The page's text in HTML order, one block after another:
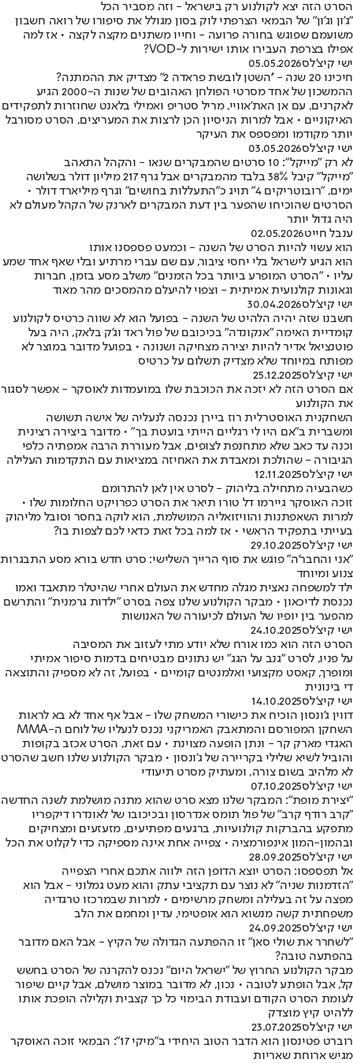
הסרט הזה יצא לקולנוע רק בישראל - וזה מסביר הכל
"ג'ון וג'ון" של הבמאי הצרפתי לוק בסון מגולל את סיפורו של רואה חשבון
משועמם שפוגש בחורה פרועה - וחייו משתנים מקצה לקצה • אז למה
אפילו בצרפת העבירו אותו ישירות ל-VOD?
ישי קיצ'לס05.05.2026
חיכינו 20 שנה - ''השטן לובשת פראדה 2" מצדיק את ההמתנה?
ההמשכון של אחד מסרטי הפולחן האהובים של שנות ה-2000 הגיע
לאקרנים, עם אן האת'אוויי, מריל סטריפ ואמילי בלאנט שחוזרות לתפקידים
האיקוניים • אבל למרות הניסיון הכן לרצות את המעריצים, הסרט מסורבל
יותר מקודמו ומפספס את העיקר
ישי קיצ'לס03.05.2026
לא רק ״מייקל״: 10 סרטים שהמבקרים שנאו - והקהל התאהב
"מייקל" קיבל 38% בלבד מהמבקרים אבל גרף 217 מיליון דולר בשלושה
ימים, "רובוטריקים 4" תויג כ"התעללות בחושים" וגרף מיליארד דולר •
הסרטים שהוכיחו שהפער בין דעת המבקרים לארנק של הקהל מעולם לא
היה גדול יותר
ענבל חייט02.05.2026
הוא עשוי להיות הסרט של השנה - וכמעט פספסנו אותו
הוא הגיע לישראל בלי יחסי ציבור, עם שם עברי מרתיע ובלי שאף אחד שמע
עליו • "הסרט המופרע ביותר בכל הזמנים" משלב מסע בזמן, חברות
וגאונות קולנועית אמיתית - וצפוי להיעלם מהמסכים מהר מאוד
ישי קיצ'לס30.04.2026
חשבנו שזה יהיה הלהיט של השנה - בפועל הוא לא שווה כרטיס לקולנוע
קומדיית האימה "אנקונדה" בכיכובם של פול ראד וג'ק בלאק, היה בעל
פוטנציאל אדיר להיות יצירה מצחיקה ושנונה • בפועל מדובר במוצר לא
מפותח במיוחד שלא מצדיק תשלום על כרטיס
ישי קיצ'לס25.12.2025
אם הסרט הזה לא יזכה את הכוכבת שלו במועמדות לאוסקר - אפשר לסגור
את הקולנוע
השחקנית האוסטרלית רוז ביירן נכנסה לנעליה של אישה תשושה
ומשברית ב"אם היו לי רגליים הייתי בועטת בך" • מדובר ביצירה רצינית
וכנה עד כאב שלא מתחנפת לצופים, אבל מעוררת הרבה אמפתיה כלפי
הגיבורה - שהולכת ומאבדת את האחיזה במציאות עם התקדמות העלילה
ישי קיצ'לס12.11.2025
כשהבעיה מתחילה בליהוק - לסרט אין לאן להתרומם
זוכה האוסקר גיירמו דל טורו תיאר את הסרט כפרויקט החלומות שלו •
למרות השאפתנות והוויזואליה המושלמת, הוא לוקה בחסר וסובל מליהוק
בעייתי בתפקיד הראשי • אז למה בכל זאת כדאי לכם לצפות בו?
ישי קיצ'לס29.10.2025
"אני והחבר'ה" פוגש את סוף הרייך השלישי: סרט חדש בורא מסע התבגרות
צנוע ומיוחד
ילד למשפחה נאצית מגלה מחדש את העולם אחרי שהיטלר מתאבד ואמו
נכנסת לדיכאון • מבקר הקולנוע שלנו צפה בסרט "ילדות גרמנית" והתרשם
מהפער בין יופיו של העולם לכיעורה של האנושות
ישי קיצ'לס24.10.2025
הסרט הזה הוא כמו אורח שלא יודע מתי לעזוב את המסיבה
על פניו, לסרט "גנב על הגג" יש נתונים מבטיחים בדמות סיפור אמיתי
ומופרך, קאסט מקצועי ואלמנטים קומיים • בפועל, זה לא מספיק והתוצאה
די בינונית
ישי קיצ'לס14.10.2025
דווין ג'ונסון הוכיח את כישורי המשחק שלו - אבל אף אחד לא בא לראות
השחקן המפורסם והמתאבק האמריקני נכנס לנעליו של לוחם ה-MMA
האגדי מארק קר - ונתן הופעה מצוינת • עם זאת, הסרט אכזב בקופות
והוביל לשיא שלילי בקריירה של ג'ונסון • מבקר הקולנוע שלנו חשב שהסרט
לא מלהיב בשום צורה, ומעתיק מסרט תיעודי
ישי קיצ'לס07.10.2025
"יצירת מופת": המבקר שלנו מצא סרט שהוא מתנה מושלמת לשנה החדשה
"קרב רודף קרב" של פול תומס אנדרסון ובכיכובו של לאונדרו דיקפריו
מתפקע בהברקות קולנועיות, ברגעים מפתיעים, מזעזעים ומצחיקים
ובהמון-המון אינפורמציה • צפייה אחת אינה מספיקה כדי לקלוט את הכל
ישי קיצ'לס28.09.2025
אל תפספסו: הסרט יוצא הדופן הזה ילווה אתכם אחרי הצפייה
"הזדמנות שניה" לא נוצר עם תקציבי עתק והוא מעט גמלוני - אבל הוא
מפצה על זה בעלילה ומשחק מרשימים • למרות שבמרכזו טרגדיה
משפחתית קשה מנשוא הוא אופטימי, עדין ומחמם את הלב
ישי קיצ'לס24.09.2025
"לשחרר את שולי סאן" זו ההפתעה הגדולה של הקיץ - אבל האם מדובר
בהפתעה טובה?
מבקר הקולנוע החרוץ של "ישראל היום" נכנס להקרנה של הסרט בחשש
קל, אבל הופתע לטובה • נכון, לא מדובר במוצר מושלם, אבל קיים שיפור
לעומת הסרט הקודם ועבודת הבימוי כל כך קצבית וקלילה הופכת אותו
ללהיט קיץ מוצדק
ישי קיצ'לס23.07.2025
רוברט פטינסון הוא הדבר הטוב היחידי ב"מיקי 17": הבמאי זוכה האוסקר
מגיש ארוחת שאריות